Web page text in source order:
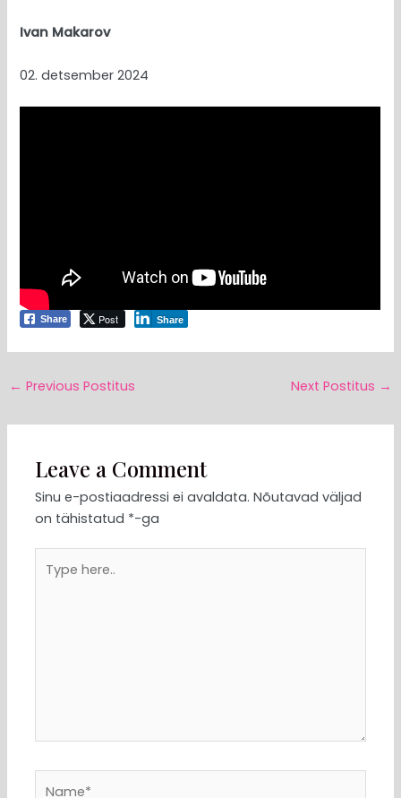
Ivan Makarov
02. detsember 2024
Share Post Share
← Previous Postitus Next Postitus →
Leave a Comment
Sinu e-postiaadressi ei avaldata. Nõutavad väljad
on tähistatud *-ga
here..